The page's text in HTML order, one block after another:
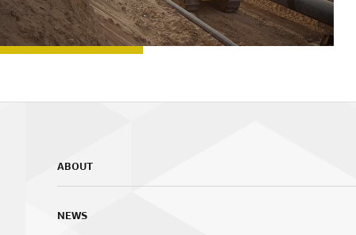
ABOUT
NEWS